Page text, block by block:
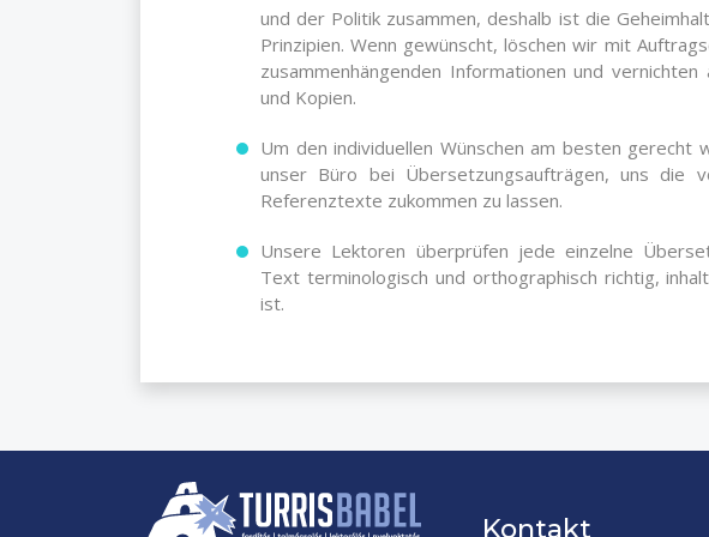
und der Politik zusammen, deshalb ist die
Prinzipien. Wenn gewünscht, löschen wir mit
zusammenhängenden Informationen und
und Kopien.
Um den individuellen Wünschen am besten gerecht
unser Büro bei Übersetzungsaufträgen, uns die
Referenztexte zukommen zu lassen.
Unsere Lektoren überprüfen jede einzelne
Text terminologisch und orthographisch richtig,
ist.
Kontakt